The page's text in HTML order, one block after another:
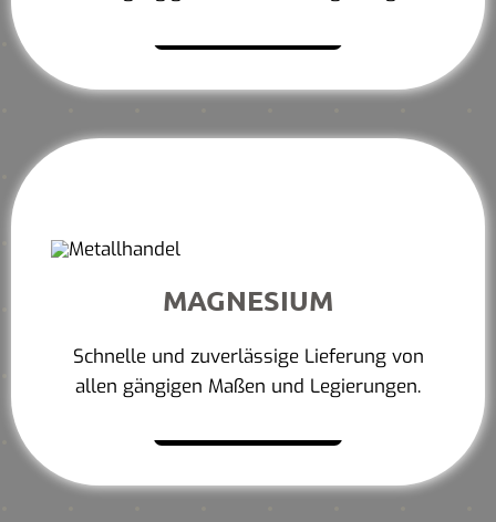
MAGNESIUM
Schnelle und zuverlässige Lieferung von
allen gängigen Maßen und Legierungen.